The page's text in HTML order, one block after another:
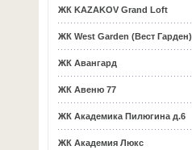
ЖК KAZAKOV Grand Loft
ЖК West Garden (Вест Гарден)
ЖК Авангард
ЖК Авеню 77
ЖК Академика Пилюгина д.6
ЖК Академия Люкс